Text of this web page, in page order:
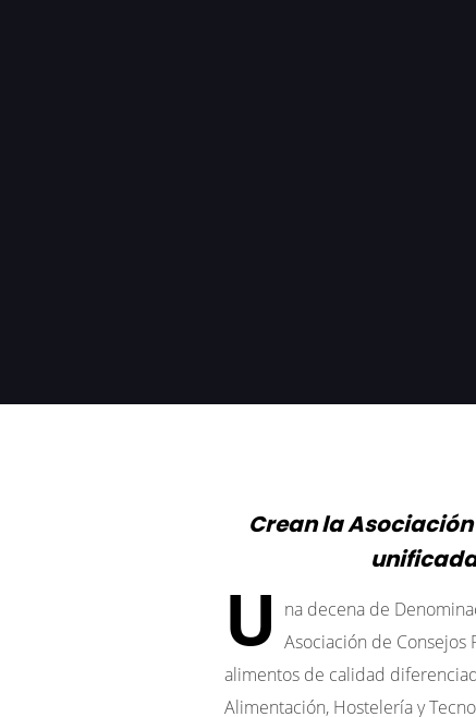
Crean la
U na decena de
Asociación de Consejos
alimentos de calidad
Alimentación, Hostelería y